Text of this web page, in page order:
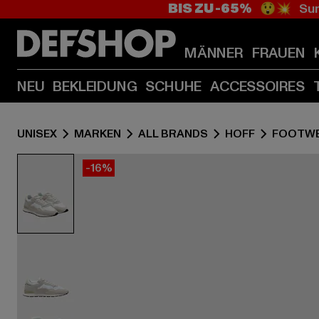
BIS ZU -65% 😲💥
MÄNNER FRAUEN
NEU BEKLEIDUNG SCHUHE ACCESSOIRES
UNISEX MARKEN ALL BRANDS HOFF
-16%